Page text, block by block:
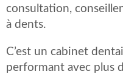
consultation,
à dents.
C’est un cabinet
performant avec plus